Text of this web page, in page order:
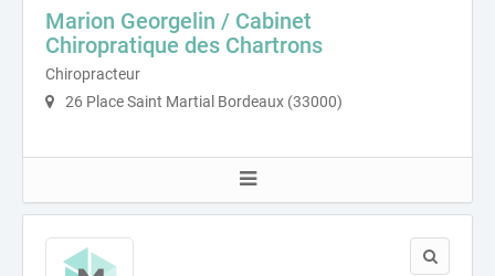
Marion Georgelin / Cabinet
Chiropratique des Chartrons
Chiropracteur
26 Place Saint Martial Bordeaux (33000)